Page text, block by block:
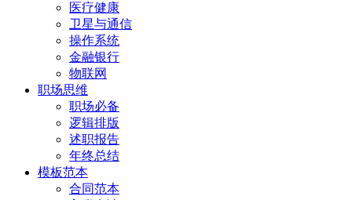
医疗健康
卫星与通信
操作系统
金融银行
物联网
职场思维
职场必备
逻辑排版
述职报告
年终总结
模板范本
合同范本